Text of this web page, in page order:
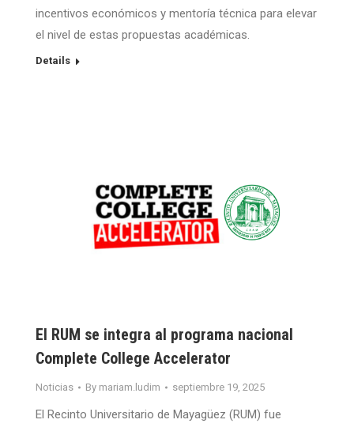
incentivos económicos y mentoría técnica para elevar
el nivel de estas propuestas académicas.
Details
El RUM se integra al programa nacional
Complete College Accelerator
Noticias By mariam.ludim septiembre 19, 2025
El Recinto Universitario de Mayagüez (RUM) fue